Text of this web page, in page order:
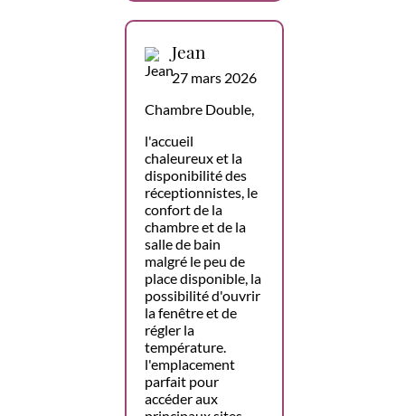
Jean
27 mars 2026
Chambre Double,
l'accueil
chaleureux et la
disponibilité des
réceptionnistes, le
confort de la
chambre et de la
salle de bain
malgré le peu de
place disponible, la
possibilité d'ouvrir
la fenêtre et de
régler la
température.
l'emplacement
parfait pour
accéder aux